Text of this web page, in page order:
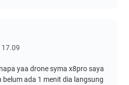
17.09
yaa drone syma x8pro saya
ada 1 menit dia langsung